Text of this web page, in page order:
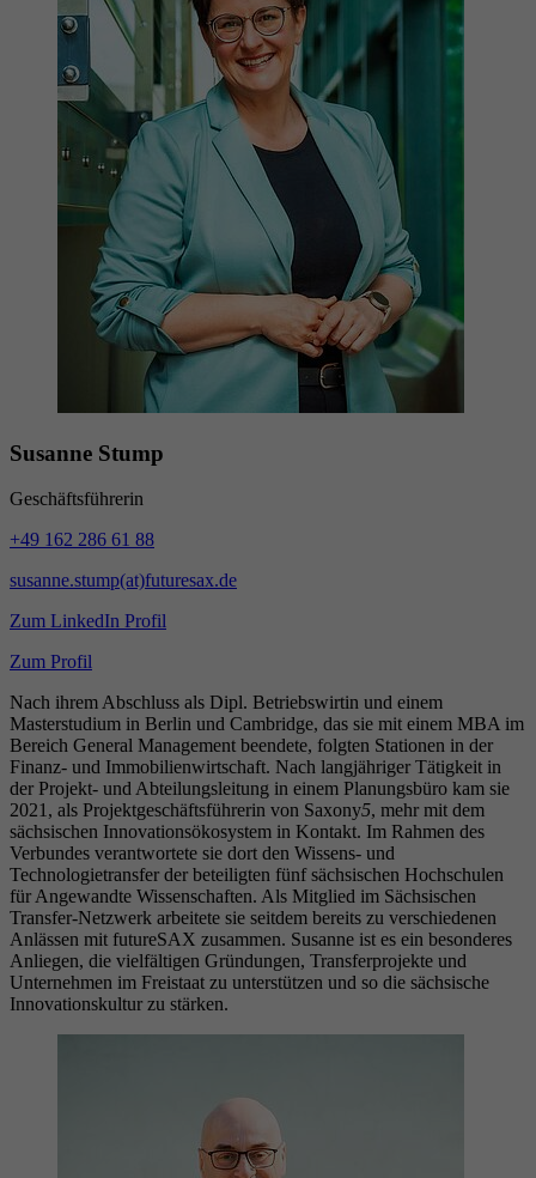
Susanne Stump
Geschäftsführerin
+49 162 286 61 88
susanne.stump(at)futuresax.de
Zum LinkedIn Profil
Zum Profil
Nach ihrem Abschluss als Dipl. Betriebswirtin und einem
Masterstudium in Berlin und Cambridge, das sie mit einem MBA im
Bereich General Management beendete, folgten Stationen in der
Finanz- und Immobilienwirtschaft. Nach langjähriger Tätigkeit in
der Projekt- und Abteilungsleitung in einem Planungsbüro kam sie
2021, als Projektgeschäftsführerin von Saxony5, mehr mit dem
sächsischen Innovationsökosystem in Kontakt. Im Rahmen des
Verbundes verantwortete sie dort den Wissens- und
Technologietransfer der beteiligten fünf sächsischen Hochschulen
für Angewandte Wissenschaften. Als Mitglied im Sächsischen
Transfer-Netzwerk arbeitete sie seitdem bereits zu verschiedenen
Anlässen mit futureSAX zusammen. Susanne ist es ein besonderes
Anliegen, die vielfältigen Gründungen, Transferprojekte und
Unternehmen im Freistaat zu unterstützen und so die sächsische
Innovationskultur zu stärken.
Zweck
Datenschutzeinstellungen der Nutzer auf der
Youtube-Plattform zu verfolgen und zu
erweitern.
Name YSC
Anbieter YouTube (Google)
Laufzeit Sitzungsende
Zweck
Registriert eine eindeutige ID, um Statistiken
der Videos von YouTube, die der Benutzer
gesehen hat, zu behalten.